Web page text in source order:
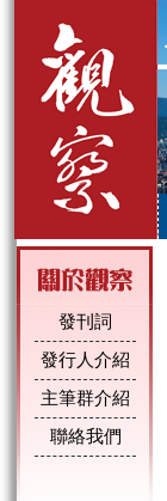
發刊詞
發行人介紹
主筆群介紹
聯絡我們